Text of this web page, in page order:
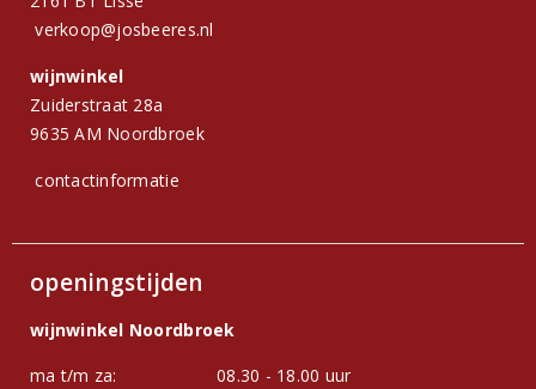
verkoop@josbeeres.nl
wijnwinkel
Zuiderstraat 28a
9635 AM Noordbroek
contactinformatie
openingstijden
wijnwinkel Noordbroek
ma t/m za:
08.30 - 18.00 uur